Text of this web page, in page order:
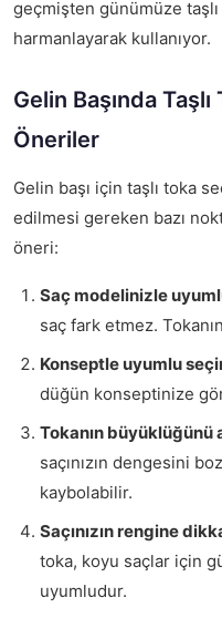
geçmişten günümüze
harmanlayarak kullanıyor.
Gelin Başında
Öneriler
Gelin başı için taşlı toka
edilmesi gereken bazı
öneri:
Saç modelinizle
saç fark etmez.
Konseptle uyumlu
düğün konseptinize
Tokanın büyüklüğünü
saçınızın dengesini
kaybolabilir.
Saçınızın rengine
toka, koyu saçlar için
uyumludur.